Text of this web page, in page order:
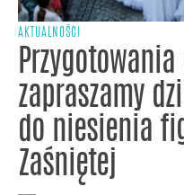
AKTUALNOŚCI
zapraszamy
do niesienia
Zaśniętej